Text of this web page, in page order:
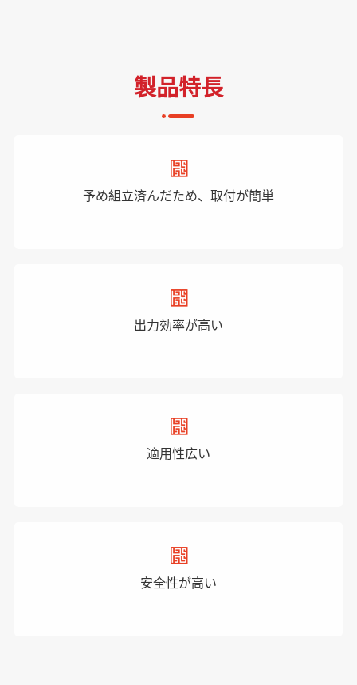
製品特長
予め組立済んだため、取付が簡単
出力効率が高い
適用性広い
安全性が高い